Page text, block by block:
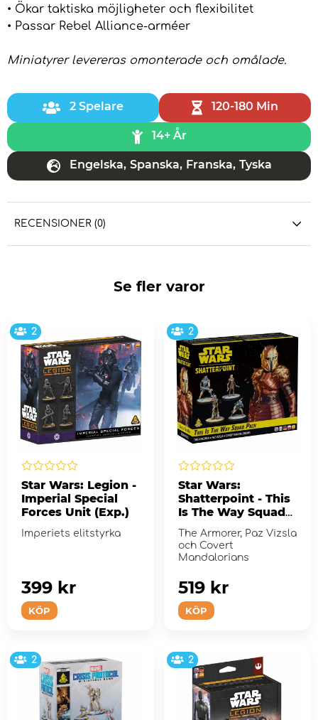
• Ökar taktiska möjligheter och flexibilitet
• Passar Rebel Alliance-arméer
Miniatyrer levereras omonterade och omålade.
2 Spelare 120-180 Min
14+ År
Engelska, Spanska, Franska, Tyska
RECENSIONER (0)
Se fler varor
2
Star Wars: Legion -
Imperial Special
Forces Unit (Exp.)
Imperiets elitstyrka
KÖP
399 kr
2
Star Wars:
Shatterpoint - This
Is The Way Squad
The Armorer, Paz Vizsla
och Covert
Mandalorians
KÖP
519 kr
2 2